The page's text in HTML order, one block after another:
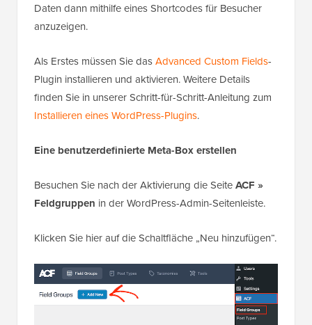
Daten dann mithilfe eines Shortcodes für Besucher
anzuzeigen.
Als Erstes müssen Sie dasAdvanced Custom Fields-
Plugin installieren und aktivieren. Weitere Details
finden Sie in unserer Schritt-für-Schritt-Anleitung zum
Installieren eines WordPress-Plugins.
Eine benutzerdefinierte Meta-Box erstellen
Besuchen Sie nach der Aktivierung die SeiteACF »
Feldgruppen in der WordPress-Admin-Seitenleiste.
Klicken Sie hier auf die Schaltfläche „Neu hinzufügen“.